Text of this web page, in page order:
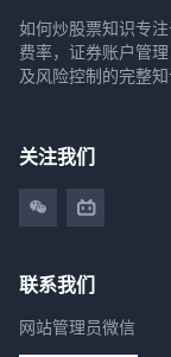
如何炒股票知识专
费率，证券账户管
及风险控制的完整
关注我们
联系我们
网站管理员微信